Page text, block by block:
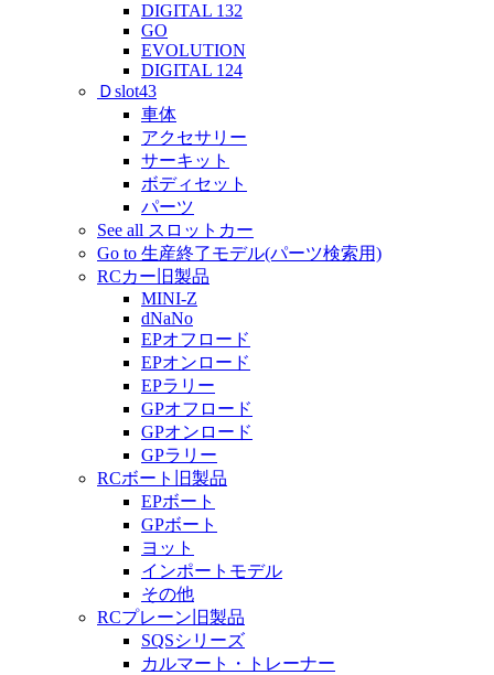
DIGITAL 132
GO
EVOLUTION
DIGITAL 124
Ｄslot43
車体
アクセサリー
サーキット
ボディセット
パーツ
See all スロットカー
Go to 生産終了モデル(パーツ検索用)
RCカー旧製品
MINI-Z
dNaNo
EPオフロード
EPオンロード
EPラリー
GPオフロード
GPオンロード
GPラリー
RCボート旧製品
EPボート
GPボート
ヨット
インポートモデル
その他
RCプレーン旧製品
SQSシリーズ
カルマート・トレーナー